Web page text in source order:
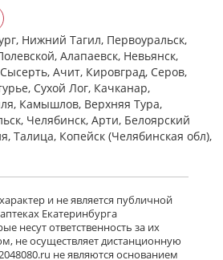
Нижний Тагил, Первоуральск,
Алапаевск, Невьянск,
Ачит, Кировград, Серов,
Сухой Лог, Качканар,
Камышлов, Верхняя Тура,
Челябинск, Арти, Белоярский
Талица, Копейск (Челябинская обл),
и не является публичной
Екатеринбурга
несут ответственность за их
не осуществляет дистанционную
не являются основанием